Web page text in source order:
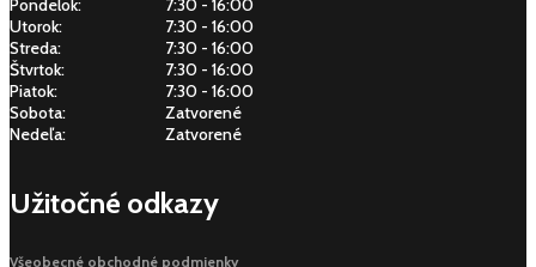
Pondelok:
7:30 - 16:00
Utorok:
7:30 - 16:00
Streda:
7:30 - 16:00
Štvrtok:
7:30 - 16:00
Piatok:
7:30 - 16:00
Sobota:
Zatvorené
Nedeľa:
Zatvorené
Užitočné odkazy
Všeobecné obchodné podmienky